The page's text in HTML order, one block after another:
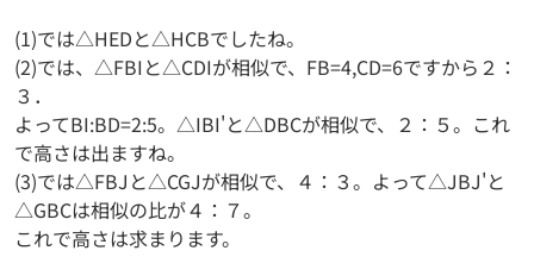
(1)では△HEDと△HCBでしたね。
(2)では、△FBIと△CDIが相似で、FB=4,CD=6ですから２：
３．
よってBI:BD=2:5。△IBI'と△DBCが相似で、２：５。これ
で高さは出ますね。
(3)では△FBJと△CGJが相似で、４：３。よって△JBJ'と
△GBCは相似の比が４：７。
これで高さは求まります。